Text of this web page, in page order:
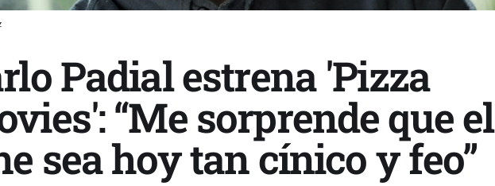
Padial estrena 'Pizza
“Me sorprende que el
sea hoy tan cínico y feo”